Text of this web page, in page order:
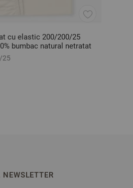
cu elastic 200/200/25
bumbac natural netratat
25